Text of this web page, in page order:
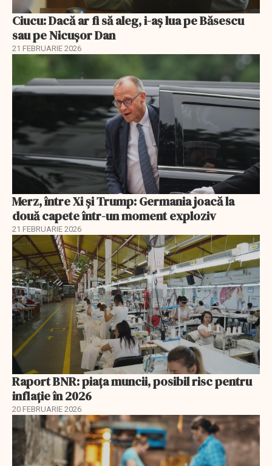
Ciucu: Dacă ar fi să aleg, i-aș lua pe Băsescu
sau pe Nicușor Dan
21 FEBRUARIE 2026
Merz, între Xi și Trump: Germania joacă la
două capete într-un moment exploziv
21 FEBRUARIE 2026
Raport BNR: piața muncii, posibil risc pentru
inflație în 2026
20 FEBRUARIE 2026